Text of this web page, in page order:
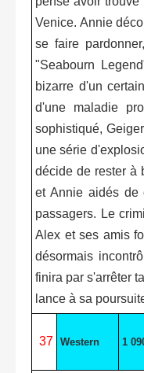
Venice. Annie
se faire
"Seabourn
bizarre d'un
d'une maladie
sophistiqué,
une série
décide de rester à
et Annie aidés de
passagers. Le
Alex et ses amis
désormais
finira par s'arrêter
lance à sa
37 Western 1